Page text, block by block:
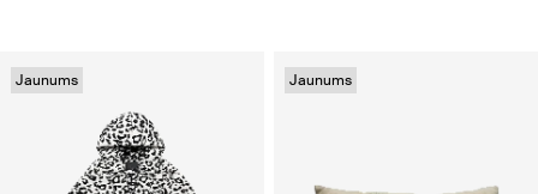
Jaunums Jaunums